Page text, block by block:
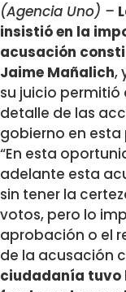
(Agencia Uno) –
insistió en la
acusación
Jaime Mañalich,
su juicio
detalle de las
gobierno en
“En esta
adelante esta
sin tener la
votos, pero lo
aprobación o el
de la acusación
ciudadanía tuvo